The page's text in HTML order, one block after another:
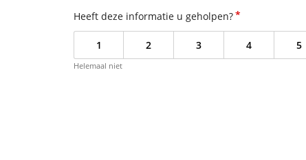
Heeft deze informatie u geholpen?*
1 2 3 4 5
Helemaal niet